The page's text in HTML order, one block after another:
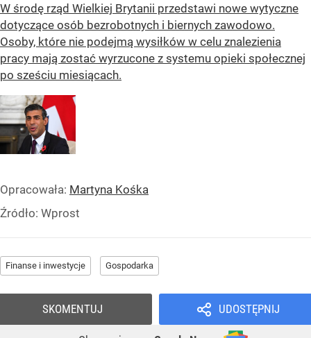
W środę rząd Wielkiej Brytanii przedstawi nowe wytyczne
dotyczące osób bezrobotnych i biernych zawodowo.
Osoby, które nie podejmą wysiłków w celu znalezienia
pracy mają zostać wyrzucone z systemu opieki społecznej
po sześciu miesiącach.
Opracowała: Martyna Kośka
Źródło: Wprost
Finanse i inwestycje Gospodarka
UDOSTĘPNIJ
SKOMENTUJ